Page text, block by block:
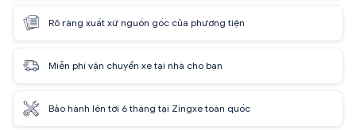
Rõ ràng xuất xứ nguồn gốc của phương tiện
Miễn phí vận chuyển xe tại nhà cho bạn
Bảo hành lên tới 6 tháng tại Zingxe toàn quốc